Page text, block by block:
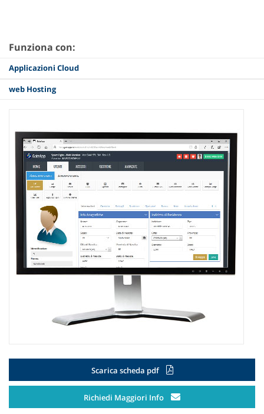
Funziona con:
Applicazioni Cloud
web Hosting
Scarica scheda pdf
Richiedi Maggiori Info